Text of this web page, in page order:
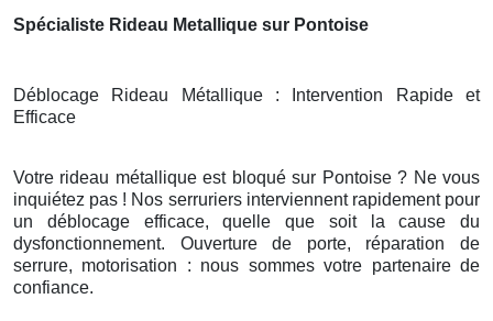
Spécialiste Rideau Metallique sur Pontoise
Déblocage Rideau Métallique : Intervention Rapide et
Efficace
Votre rideau métallique est bloqué sur Pontoise ? Ne vous
inquiétez pas ! Nos serruriers interviennent rapidement pour
un déblocage efficace, quelle que soit la cause du
dysfonctionnement. Ouverture de porte, réparation de
serrure, motorisation : nous sommes votre partenaire de
confiance.